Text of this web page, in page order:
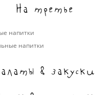
На третье
напитки
напитки
& закуски